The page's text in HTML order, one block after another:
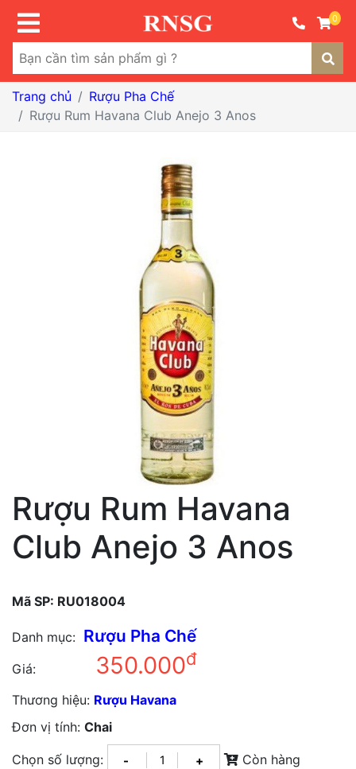
0
Trang chủ
Rượu Pha Chế
Rượu Rum Havana Club Anejo 3 Anos
Rượu Rum Havana
Club Anejo 3 Anos
Mã SP: RU018004
Danh mục: Rượu Pha Chế
Giá: 350.000đ
Thương hiệu: Rượu Havana
Đơn vị tính: Chai
Chọn số lượng: - + Còn hàng